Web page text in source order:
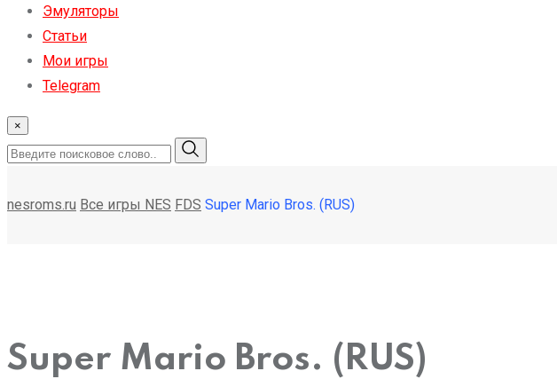
Эмуляторы
Статьи
Мои игры
Telegram
×
nesroms.ru Все игры NES FDS Super Mario Bros. (RUS)
Super Mario Bros. (RUS)